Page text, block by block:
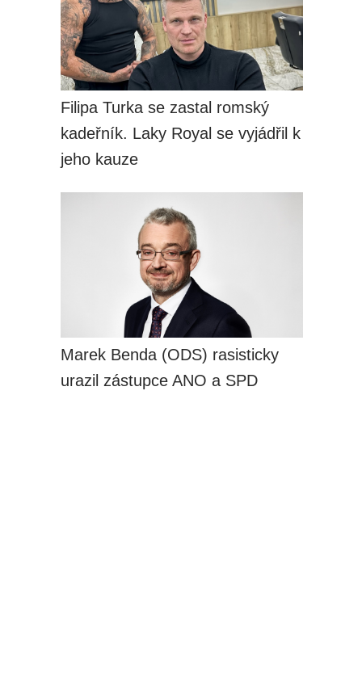
Filipa Turka se zastal romský
kadeřník. Laky Royal se vyjádřil k
jeho kauze
Marek Benda (ODS) rasisticky
urazil zástupce ANO a SPD